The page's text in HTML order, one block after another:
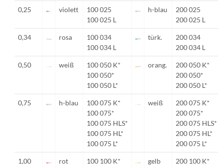
0,25 violett
100 025
100 025 L
h-blau
200 025
200 025 L
0,34 rosa
100 034
100 034 L
türk.
200 034
200 034 L
0,50 weiß
100 050 K*
100 050*
100 050 L*
orang.
200 050 K*
200 050*
200 050 L*
0,75 h-blau
100 075 K*
100 075*
100 075 HLS*
100 075 HL*
100 075 L*
weiß
200 075 K*
200 075*
200 075 HLS*
200 075 HL*
200 075 L*
1,00 rot
100 100 K*
gelb
200 100 K*